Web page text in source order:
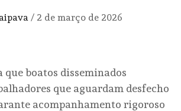
/ 2 de março de 2026
boatos disseminados
que aguardam desfecho
acompanhamento rigoroso